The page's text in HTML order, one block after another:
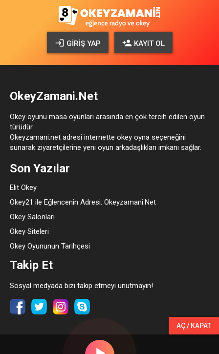
GIRIŞ YAP KAYIT OL
OkeyZamani.Net
Okey oyunu masa oyunları arasında en çok tercih edilen oyun
türüdür.
Okeyzamani.net adresi internette okey oyna seçeneğini
sunarak ziyaretçilerine yeni oyun arkadaşlıkları imkanı sağlar.
Son Yazılar
Elit Okey
Okey21 ile Eğlencenin Adresi: Okeyzamani.Net
Okey Salonları
Okey Siteleri
Okey Oyununun Tarihçesi
Takip Et
Sosyal medyada bizi takip etmeyi unutmayın!
© 2022- 2024 Copyright - Okeyzamani.net - okey oyna, okey
AÇ / KAPAT